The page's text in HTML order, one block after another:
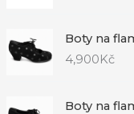
Boty na
4,900Kč
Boty na